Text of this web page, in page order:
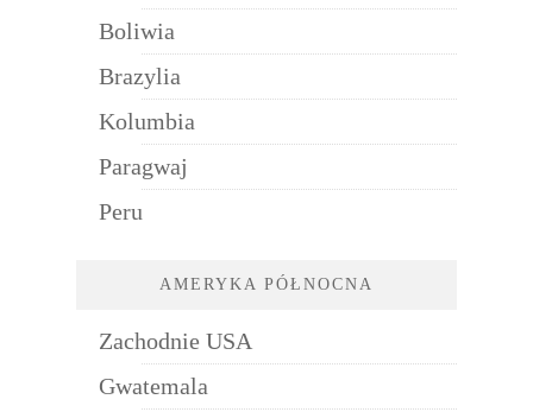
Boliwia
Brazylia
Kolumbia
Paragwaj
Peru
AMERYKA PÓŁNOCNA
Zachodnie USA
Gwatemala